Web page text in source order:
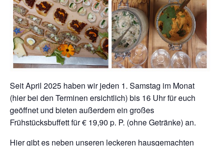
Seit April 2025 haben wir jeden 1. Samstag im Monat
(hier bei den Terminen ersichtlich) bis 16 Uhr für euch
geöffnet und bieten außerdem ein großes
Frühstücksbuffett für € 19,90 p. P. (ohne Getränke) an.
Hier gibt es neben unseren leckeren hausgemachten